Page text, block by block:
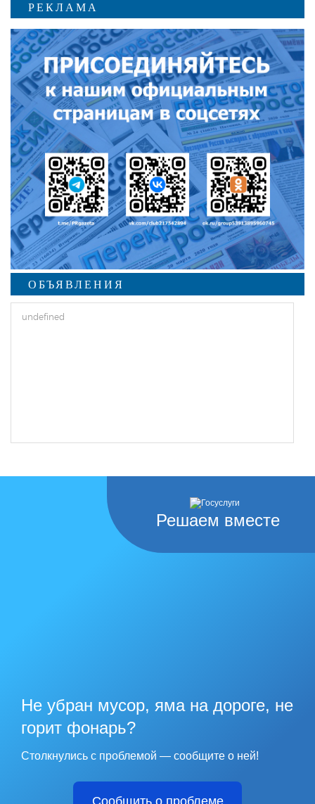
РЕКЛАМА
ОБЪЯВЛЕНИЯ
undefined
Решаем вместе
Не убран мусор, яма на дороге, не
горит фонарь?
Столкнулись с проблемой — сообщите о ней!